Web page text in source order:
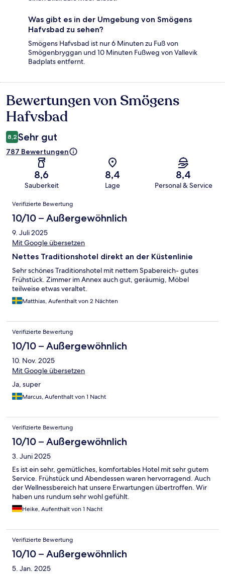
Was gibt es in der Umgebung von Smögens
Hafvsbad zu sehen?
Smögens Hafvsbad ist nur 6 Minuten zu Fuß von
Smögenbryggan und 10 Minuten Fußweg von Vallevik
Badplats entfernt.
Bewertungen
Bewertungen von Smögens
Hafvsbad
8,2 Sehr gut
787 Bewertungen
8,6
Sauberkeit
8,4
Lage
8,4
Personal & Service
Bewertungen
Verifizierte Bewertung
10/10 – Außergewöhnlich
9. Juli 2025
Mit Google übersetzen
Nettes Traditionshotel direkt an der Küstenlinie
Sehr schönes Traditionshotel mit nettem Spabereich- gutes
Frühstück. Zimmer im Annex auch gut, geräumig, Möbel
teilweise etwas veraltet.
Matthias, Aufenthalt von 2 Nächten
Verifizierte Bewertung
10/10 – Außergewöhnlich
10. Nov. 2025
Mit Google übersetzen
Ja, super
Marcus, Aufenthalt von 1 Nacht
Verifizierte Bewertung
10/10 – Außergewöhnlich
3. Juni 2025
Es ist ein sehr, gemütliches, komfortables Hotel mit sehr gutem
Service. Frühstück und Abendessen waren hervorragend. Auch
der Wellnessbereich hat unsere Erwartungen übertroffen. Wir
haben uns rundum sehr wohl gefühlt.
Heike, Aufenthalt von 1 Nacht
Verifizierte Bewertung
10/10 – Außergewöhnlich
5. Jan. 2025